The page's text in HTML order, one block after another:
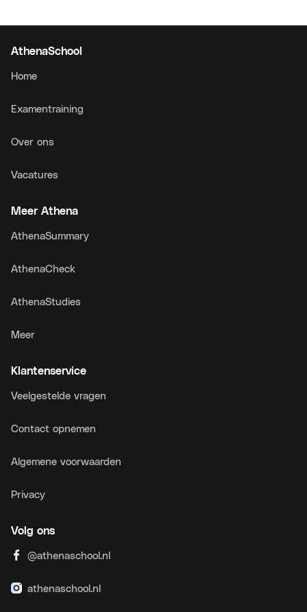
AthenaSchool
Home
Examentraining
Over ons
Vacatures
Meer Athena
AthenaSummary
AthenaCheck
AthenaStudies
Meer
Klantenservice
Veelgestelde vragen
Contact opnemen
Algemene voorwaarden
Privacy
Volg ons
@athenaschool.nl
athenaschool.nl